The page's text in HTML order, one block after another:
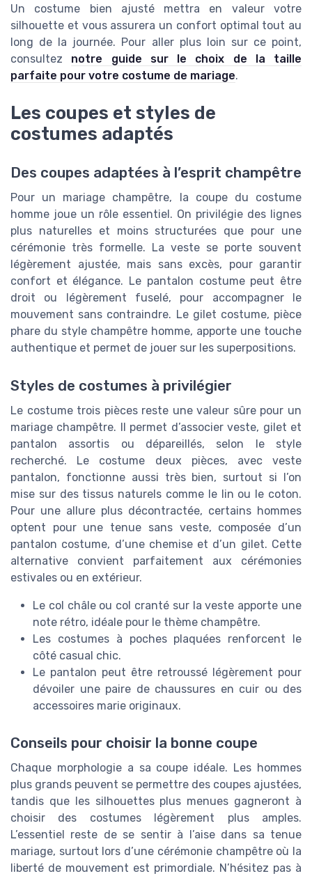
Un costume bien ajusté mettra en valeur votre
silhouette et vous assurera un confort optimal tout au
long de la journée. Pour aller plus loin sur ce point,
consultez notre guide sur le choix de la taille
parfaite pour votre costume de mariage.
Les coupes et styles de
costumes adaptés
Des coupes adaptées à l’esprit champêtre
Pour un mariage champêtre, la coupe du costume
homme joue un rôle essentiel. On privilégie des lignes
plus naturelles et moins structurées que pour une
cérémonie très formelle. La veste se porte souvent
légèrement ajustée, mais sans excès, pour garantir
confort et élégance. Le pantalon costume peut être
droit ou légèrement fuselé, pour accompagner le
mouvement sans contraindre. Le gilet costume, pièce
phare du style champêtre homme, apporte une touche
authentique et permet de jouer sur les superpositions.
Styles de costumes à privilégier
Le costume trois pièces reste une valeur sûre pour un
mariage champêtre. Il permet d’associer veste, gilet et
pantalon assortis ou dépareillés, selon le style
recherché. Le costume deux pièces, avec veste
pantalon, fonctionne aussi très bien, surtout si l’on
mise sur des tissus naturels comme le lin ou le coton.
Pour une allure plus décontractée, certains hommes
optent pour une tenue sans veste, composée d’un
pantalon costume, d’une chemise et d’un gilet. Cette
alternative convient parfaitement aux cérémonies
estivales ou en extérieur.
Le col châle ou col cranté sur la veste apporte une
note rétro, idéale pour le thème champêtre.
Les costumes à poches plaquées renforcent le
côté casual chic.
Le pantalon peut être retroussé légèrement pour
dévoiler une paire de chaussures en cuir ou des
accessoires marie originaux.
Conseils pour choisir la bonne coupe
Chaque morphologie a sa coupe idéale. Les hommes
plus grands peuvent se permettre des coupes ajustées,
tandis que les silhouettes plus menues gagneront à
choisir des costumes légèrement plus amples.
L’essentiel reste de se sentir à l’aise dans sa tenue
mariage, surtout lors d’une cérémonie champêtre où la
liberté de mouvement est primordiale. N’hésitez pas à